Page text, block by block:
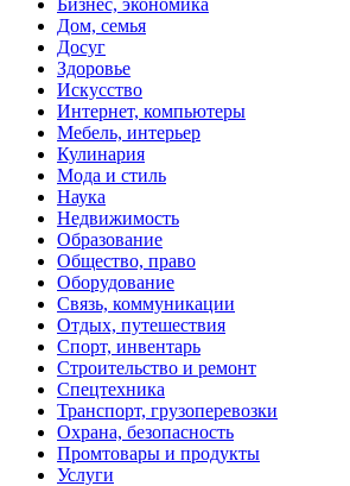
Бизнес, экономика
Дом, семья
Досуг
Здоровье
Искусство
Интернет, компьютеры
Мебель, интерьер
Кулинария
Мода и стиль
Наука
Недвижимость
Образование
Общество, право
Оборудование
Связь, коммуникации
Отдых, путешествия
Спорт, инвентарь
Строительство и ремонт
Спецтехника
Транспорт, грузоперевозки
Охрана, безопасность
Промтовары и продукты
Услуги